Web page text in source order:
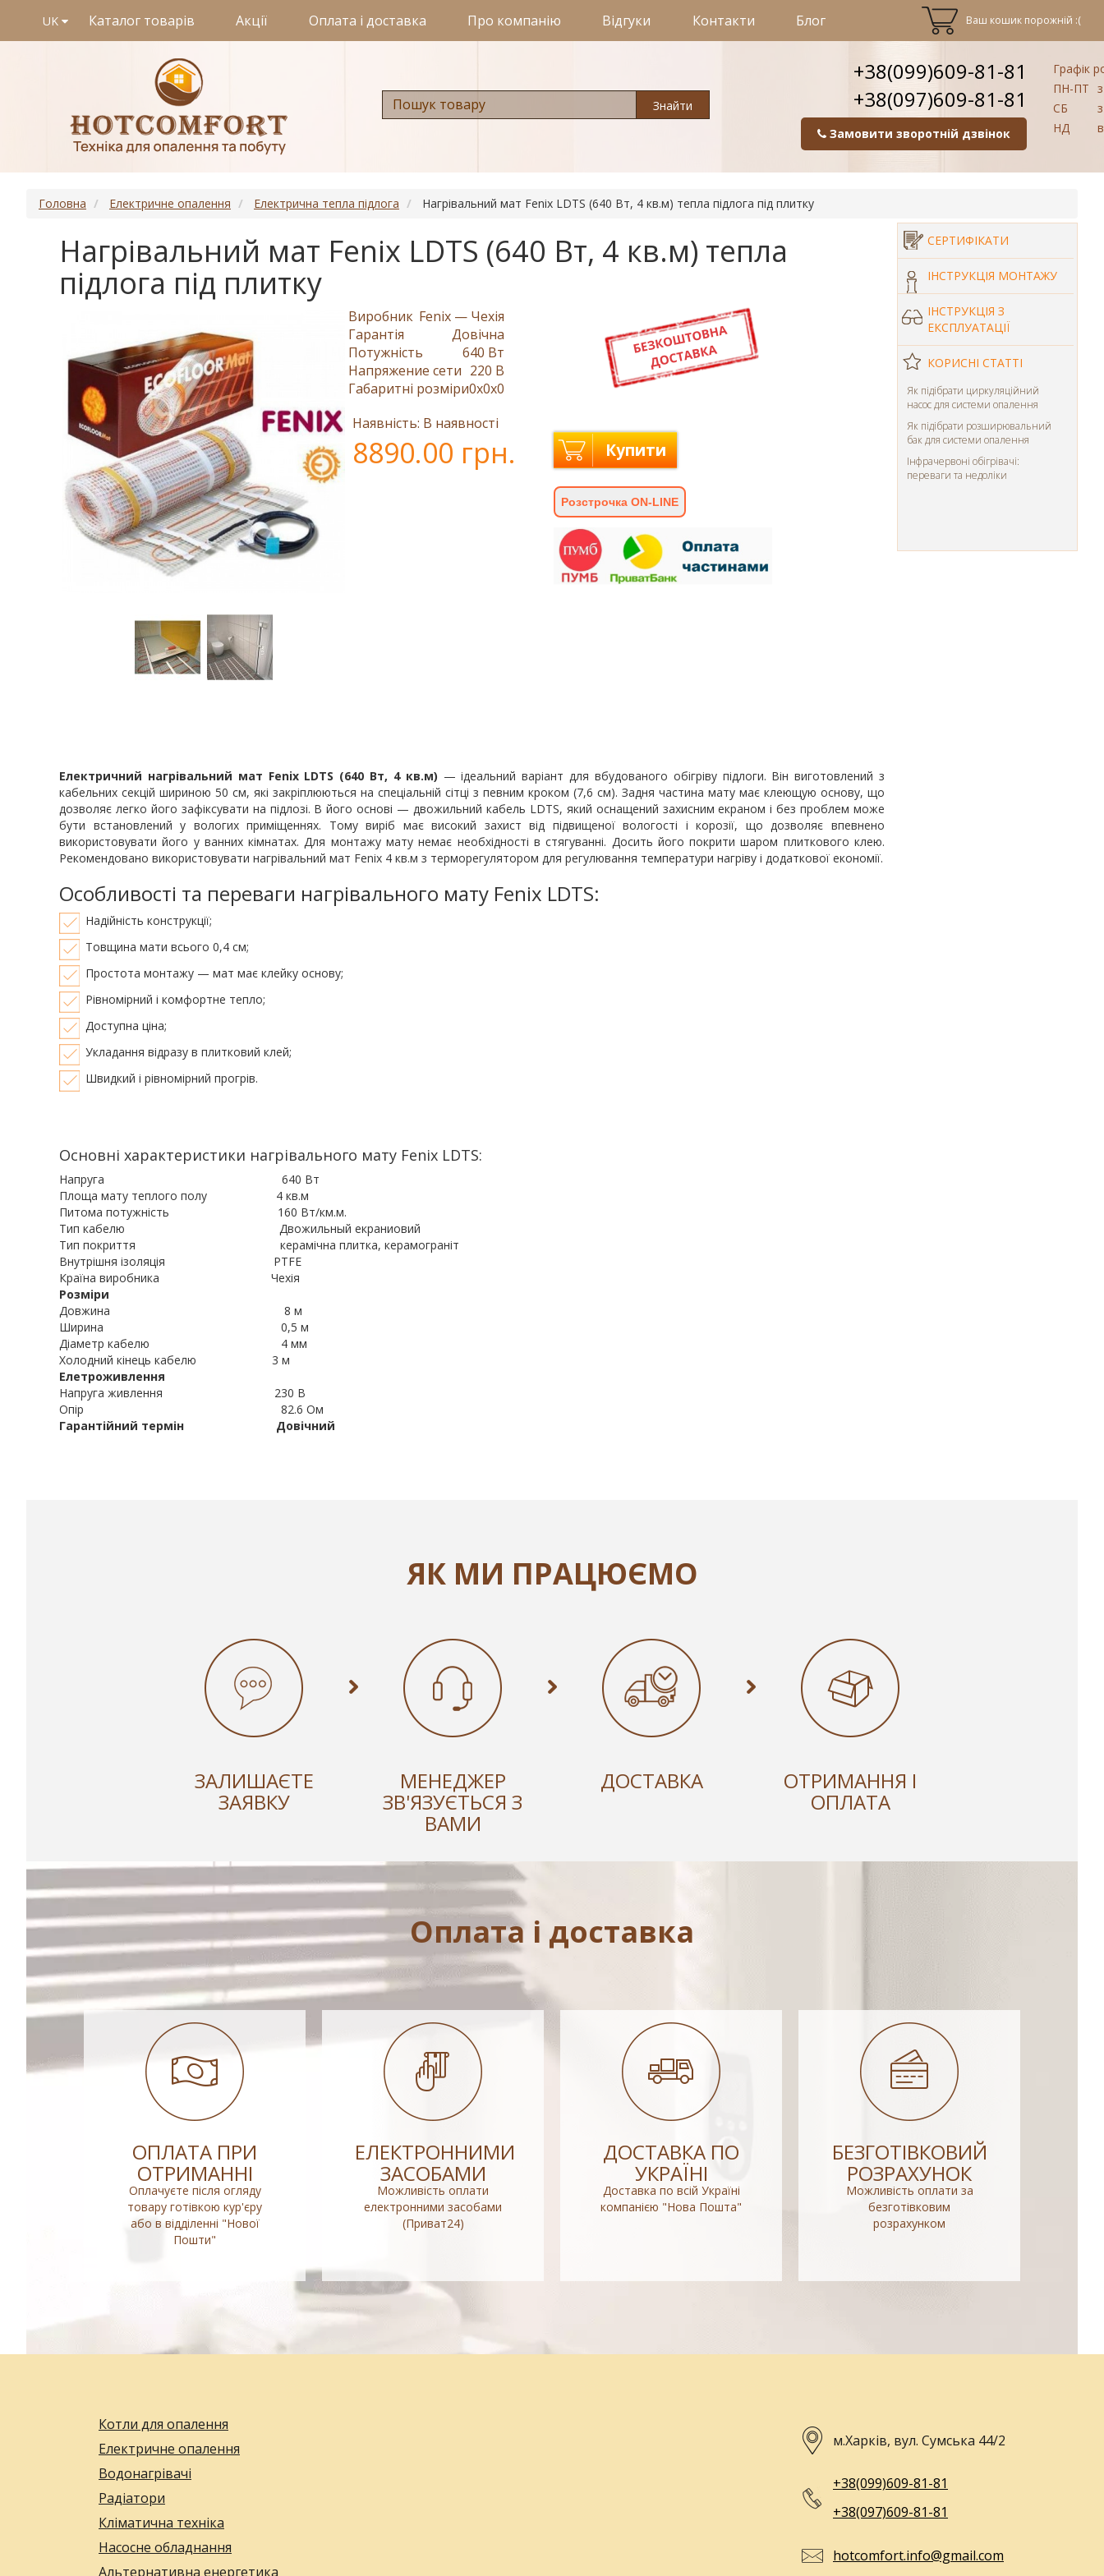
UK Каталог товарів Акції Оплата і доставка Про компанію Відгуки Контакти Блог Ваш кошик порожній :(
Знайти
+38(099)609-81-81
+38(097)609-81-81
Замовити зворотній дзвінок
Графік
ПН-ПТ
СБ
НД
Головна Електричне опалення Електрична тепла підлога Нагрівальний мат Fenix LDTS (640 Вт, 4 кв.м) тепла підлога під плитку
Нагрівальний мат Fenix LDTS (640 Вт, 4 кв.м) тепла
підлога під плитку
Виробник Fenix — Чехія
Гарантія
Довічна
Потужність
640 Вт
Напряжение сети 220 В
Габаритні розміри0x0x0
Наявність: В наявності
8890.00 грн. Купити
Розстрочка ON-LINE
СЕРТИФІКАТИ
ІНСТРУКЦІЯ МОНТАЖУ
ІНСТРУКЦІЯ З
ЕКСПЛУАТАЦІЇ
КОРИСНІ СТАТТІ
Як підібрати циркуляційний
насос для системи опалення
Як підібрати розширювальний
бак для системи опалення
Інфрачервоні обігрівачі:
переваги та недоліки
Електричний нагрівальний мат Fenix LDTS (640 Вт, 4 кв.м) — ідеальний варіант для вбудованого обігріву підлоги. Він виготовлений з
кабельних секцій шириною 50 см, які закріплюються на спеціальній сітці з певним кроком (7,6 см). Задня частина мату має клеющую основу, що
дозволяє легко його зафіксувати на підлозі. В його основі — двожильний кабель LDTS, який оснащений захисним екраном і без проблем може
бути встановлений у вологих приміщеннях. Тому виріб має високий захист від підвищеної вологості і корозії, що дозволяє впевнено
використовувати його у ванних кімнатах. Для монтажу мату немає необхідності в стягуванні. Досить його покрити шаром плиткового клею.
Рекомендовано використовувати нагрівальний мат Fenix ​​4 кв.м з терморегулятором для регулювання температури нагріву і додаткової економії.
Особливості та переваги нагрівального мату Fenix LDTS:
Надійність конструкції;
Товщина мати всього 0,4 см;
Простота монтажу — мат має клейку основу;
Рівномірний і комфортне тепло;
Доступна ціна;
Укладання відразу в плитковий клей;
Швидкий і рівномірний прогрів.
Основні характеристики нагрівального мату Fenix LDTS:
Напруга 640 Вт
Площа мату теплого полу 4 кв.м
Питома потужність 160 Вт/км.м.
Тип кабелю Двожильный екраниовий
Тип покриття керамічна плитка, керамограніт
Внутрішня ізоляція PTFE
Країна виробника Чехія
Розміри
Довжина 8 м
Ширина 0,5 м
Діаметр кабелю 4 мм
Холодний кінець кабелю 3 м
Елетроживлення
Напруга живлення 230 В
Опір 82.6 Ом
Гарантійний термін Довічний
ЯК МИ ПРАЦЮЄМО
ЗАЛИШАЄТЕ
ЗАЯВКУ
МЕНЕДЖЕР
ЗВ'ЯЗУЄТЬСЯ З
ВАМИ
ДОСТАВКА ОТРИМАННЯ І
ОПЛАТА
Оплата і доставка
ОПЛАТА ПРИ
ОТРИМАННІ
Оплачуєте після огляду
товару готівкою кур'єру
або в відділенні "Нової
Пошти"
ЕЛЕКТРОННИМИ
ЗАСОБАМИ
Можливість оплати
електронними засобами
(Приват24)
ДОСТАВКА ПО
УКРАЇНІ
Доставка по всій Україні
компанією "Нова Пошта"
БЕЗГОТІВКОВИЙ
РОЗРАХУНОК
Можливість оплати за
безготівковим
розрахунком
Котли для опалення
Електричне опалення
Водонагрівачі
Радіатори
Кліматична техніка
Насосне обладнання
Альтернативна енергетика
м.Харків, вул. Сумська 44/2
+38(099)609-81-81
+38(097)609-81-81
hotcomfort.info@gmail.com